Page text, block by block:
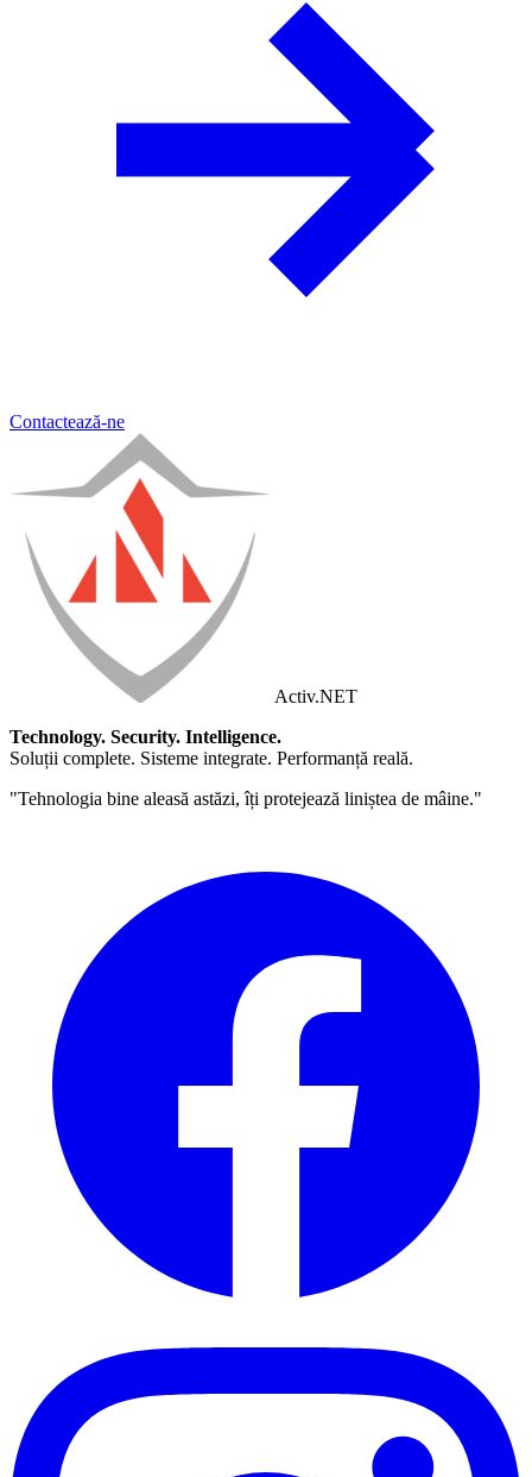
Contactează-ne
Activ.NET
Technology. Security. Intelligence.
Soluții complete. Sisteme integrate. Performanță reală.
"Tehnologia bine aleasă astăzi, îți protejează liniștea de mâine."